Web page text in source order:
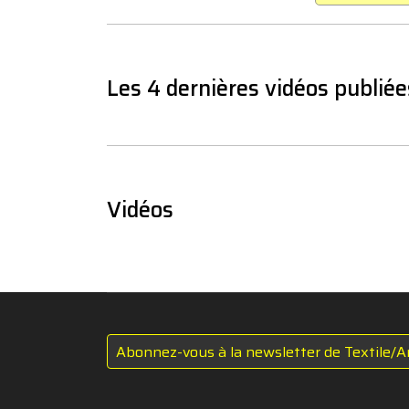
Les 4 dernières vidéos
Vidéos
Abonnez-vous à la newsletter de Textile/